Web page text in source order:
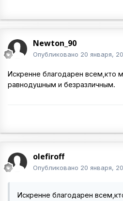
Newton_90
Опубликовано 20 января,
Искренне благодарен всем,кто
равнодушным и безразличным.
olefiroff
Опубликовано 20 января,
Искренне благодарен